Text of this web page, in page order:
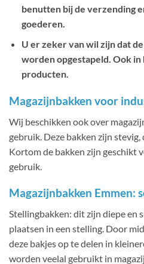
benutten bij de verzending
goederen.
U er zeker van wil zijn dat
worden opgestapeld. Ook in
producten.
Magazijnbakken voor
Wij beschikken ook over
gebruik. Deze bakken zijn stevig,
Kortom de bakken zijn geschikt
gebruik.
Magazijnbakken Emmen:
Stellingbakken: dit zijn diepe en
plaatsen in een stelling. Door
deze bakjes op te delen in
worden veelal gebruikt in